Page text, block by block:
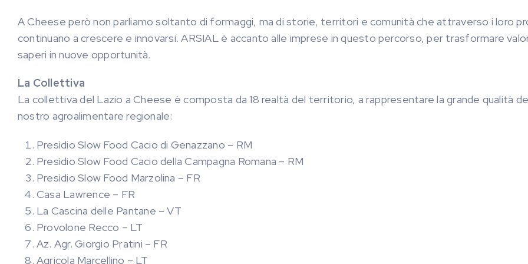
A Cheese però non parliamo soltanto di formaggi, ma di storie, territori e comunità che attraverso i loro
continuano a crescere e innovarsi. ARSIAL è accanto alle imprese in questo percorso, per trasformare
saperi in nuove opportunità.
La Collettiva
La collettiva del Lazio a Cheese è composta da 18 realtà del territorio, a rappresentare la grande qualità
nostro agroalimentare regionale:
Presìdio Slow Food Cacio di Genazzano – RM
Presìdio Slow Food Cacio della Campagna Romana – RM
Presìdio Slow Food Marzolina – FR
Casa Lawrence – FR
La Cascina delle Pantane – VT
Provolone Recco – LT
Az. Agr. Giorgio Pratini – FR
Agricola Marcellino – LT